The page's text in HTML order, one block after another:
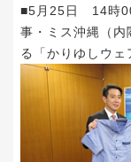
■5月25日 14時
事・ミス沖縄（内
る「かりゆしウェ